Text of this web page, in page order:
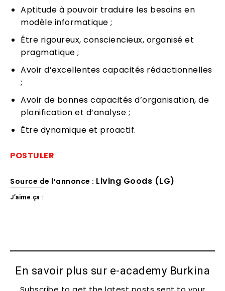
Aptitude à pouvoir traduire les besoins en
modèle informatique ;
Être rigoureux, consciencieux, organisé et
pragmatique ;
Avoir d’excellentes capacités rédactionnelles
;
Avoir de bonnes capacités d’organisation, de
planification et d’analyse ;
Être dynamique et proactif.
POSTULER
Source de l’annonce : Living Goods (LG)
J’aime ça :
En savoir plus sur e-academy Burkina